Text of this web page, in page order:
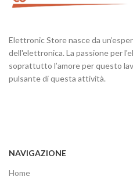
Elettronic Store nasce da
dell'elettronica. La passione per
soprattutto l’amore per questo
pulsante di questa attività.
NAVIGAZIONE
Home